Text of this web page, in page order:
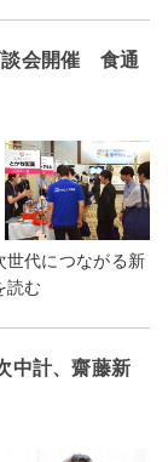
談会開催 食通
世代につながる新
読む
中計、齋藤新